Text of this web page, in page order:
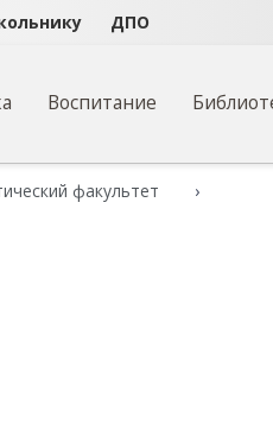
ДПО
Воспитание
факультет